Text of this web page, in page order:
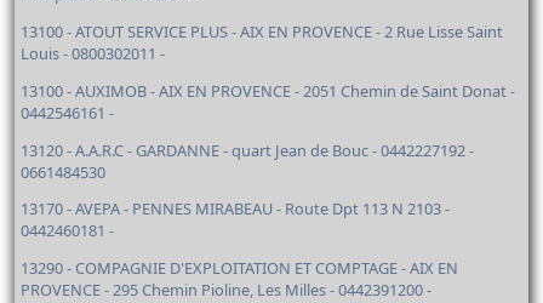
13100 - ATOUT SERVICE PLUS - AIX EN PROVENCE - 2 Rue Lisse Saint
Louis - 0800302011 -
13100 - AUXIMOB - AIX EN PROVENCE - 2051 Chemin de Saint Donat -
0442546161 -
13120 - A.A.R.C - GARDANNE - quart Jean de Bouc - 0442227192 -
0661484530
13170 - AVEPA - PENNES MIRABEAU - Route Dpt 113 N 2103 -
0442460181 -
13290 - COMPAGNIE D'EXPLOITATION ET COMPTAGE - AIX EN
PROVENCE - 295 Chemin Pioline, Les Milles - 0442391200 -